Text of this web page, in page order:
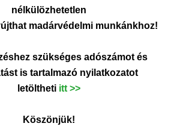
nélkülözhetetlen
madárvédelmi munkánkhoz!
szükséges adószámot és
is tartalmazó nyilatkozatot
letöltheti itt >>
Köszönjük!